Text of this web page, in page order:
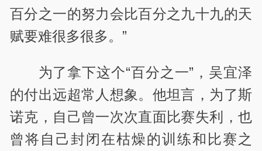
百分之一的努力会比百分之九十九的天
赋要难很多很多。”
为了拿下这个“百分之一”，吴宜泽
的付出远超常人想象。他坦言，为了斯
诺克，自己曾一次次直面比赛失利，也
曾将自己封闭在枯燥的训练和比赛之